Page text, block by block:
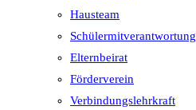
Hausteam
Schülermitverantwortung
Elternbeirat
Förderverein
Verbindungslehrkraft